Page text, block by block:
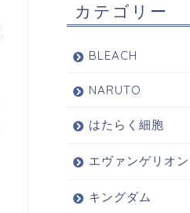
カテゴリー
BLEACH
NARUTO
はたらく細胞
エヴァンゲリオン
キングダム